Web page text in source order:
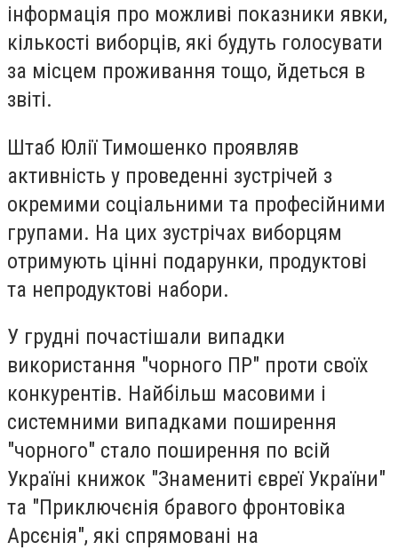
інформація про можливі показники явки,
кількості виборців, які будуть голосувати
за місцем проживання тощо, йдеться в
звіті.
Штаб Юлії Тимошенко проявляв
активність у проведенні зустрічей з
окремими соціальними та професійними
групами. На цих зустрічах виборцям
отримують цінні подарунки, продуктові
та непродуктові набори.
У грудні почастішали випадки
використання "чорного ПР" проти своїх
конкурентів. Найбільш масовими і
системними випадками поширення
"чорного" стало поширення по всій
Україні книжок "Знамениті євреї України"
та "Приключєнія бравого фронтовіка
Арсєнія", які спрямовані на